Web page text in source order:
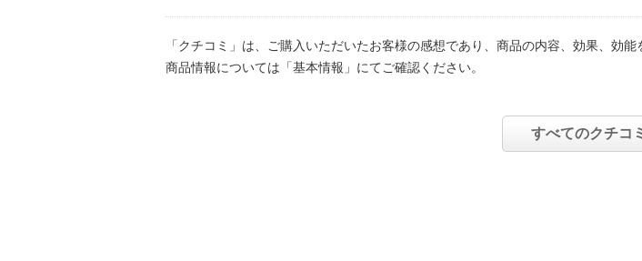
「クチコミ」は、ご購入いただいたお客様の感想であり、商品の内容、効果、効能
商品情報については「基本情報」にてご確認ください。
すべてのクチコ